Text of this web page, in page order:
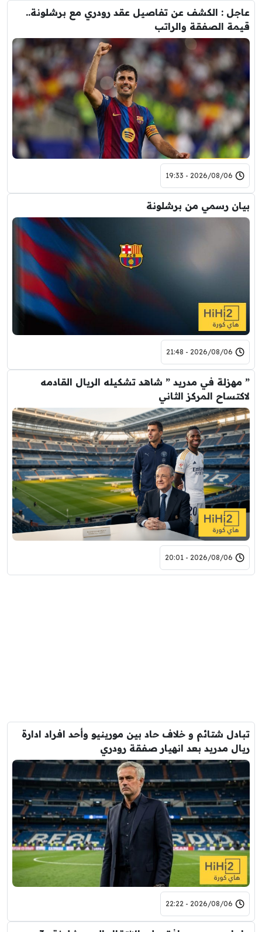
عاجل : الكشف عن تفاصيل عقد رودري مع برشلونة..
قيمة الصفقة والراتب
2026/08/06 - 19:33
بيان رسمي من برشلونة
2026/08/06 - 21:48
” مهزلة في مدريد ” شاهد تشكيله الريال القادمه
لاكتساح المركز الثاني
2026/08/06 - 20:01
تبادل شتائم و خلاف حاد بين مورينيو وأحد افراد ادارة
ريال مدريد بعد انهيار صفقة رودري
2026/08/06 - 22:22